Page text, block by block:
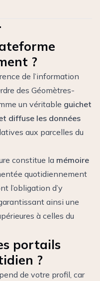
?
de l’information
des Géomètres-
un véritable guichet
diffuse les données
aux parcelles du
constitue la mémoire
quotidiennement
l’obligation d’y
ainsi une
à celles du
portails
?
de votre profil, car